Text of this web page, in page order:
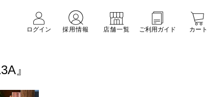
ログイン
採用情報 店舗一覧 ご利用ガイド カート
』